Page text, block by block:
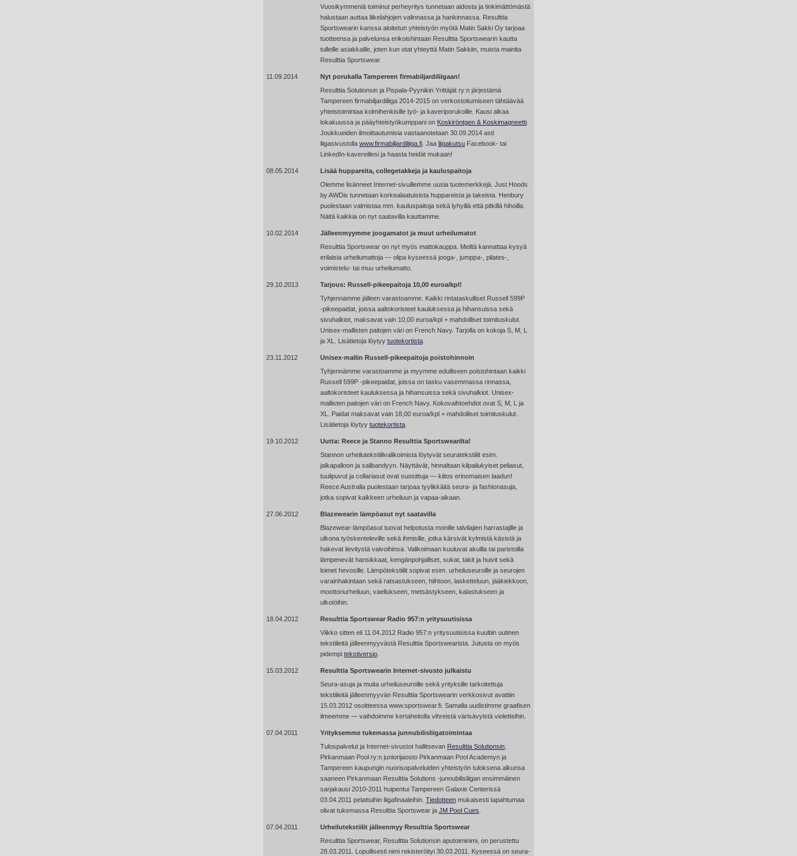
Vuosikymmeniä toiminut perheyritys tunnetaan aidosta ja tinkimättömästä
halustaan auttaa liikelahjojen valinnassa ja hankinnassa. Resulttia
Sportswearin kanssa aloitetun yhteistyön myötä Matin Sakki Oy tarjoaa
tuotteensa ja palvelunsa erikoishintaan Resulttia Sportswearin kautta
tulleille asiakkaille, joten kun otat yhteyttä Matin Sakkiin, muista mainita
Resulttia Sportswear.
11.09.2014
Nyt porukalla Tampereen firmabiljardiliigaan!
Resulttia Solutionsin ja Pispala-Pyynikin Yrittäjät ry:n järjestämä
Tampereen firmabiljardiliiga 2014-2015 on verkostoitumiseen tähtäävää
yhteistoimintaa kolmihenkisille työ- ja kaveriporukoille. Kausi alkaa
lokakuussa ja pääyhteistyökumppani on Koskiröntgen & Koskimagneetti.
Joukkueiden ilmoittautumisia vastaanotetaan 30.09.2014 asti
liigasivustolla www.firmabiljardiliiga.fi. Jaa liigakutsuFacebook- tai
LinkedIn-kavereillesi ja haasta heidät mukaan!
08.05.2014
Lisää huppareita, collegetakkeja ja kauluspaitoja
Olemme lisänneet Internet-sivuillemme uusia tuotemerkkejä. Just Hoods
by AWDis tunnetaan korkealaatuisista huppareista ja takeista. Henbury
puolestaan valmistaa mm. kauluspaitoja sekä lyhyillä että pitkillä hihoilla.
Näitä kaikkia on nyt saatavilla kauttamme.
10.02.2014
Jälleenmyymme joogamatot ja muut urheilumatot
Resulttia Sportswear on nyt myös mattokauppa. Meiltä kannattaa kysyä
erilaisia urheilumattoja — olipa kyseessä jooga-, jumppa-, pilates-,
voimistelu- tai muu urheilumatto.
29.10.2013
Tarjous: Russell-pikeepaitoja 10,00 euroa/kpl!
Tyhjennämme jälleen varastoamme. Kaikki rintataskulliset Russell 599P
-pikeepaidat, joissa aaltokoristeet kauluksessa ja hihansuissa sekä
sivuhalkiot, maksavat vain 10,00 euroa/kpl + mahdolliset toimituskulut.
Unisex-mallisten paitojen väri on French Navy. Tarjolla on kokoja S, M, L
ja XL. Lisätietoja löytyy tuotekortista.
23.11.2012
Unisex-mallin Russell-pikeepaitoja poistohinnoin
Tyhjennämme varastoamme ja myymme edulliseen poistohintaan kaikki
Russell 599P -pikeepaidat, joissa on tasku vasemmassa rinnassa,
aaltokoristeet kauluksessa ja hihansuissa sekä sivuhalkiot. Unisex-
mallisten paitojen väri on French Navy. Kokovaihtoehdot ovat S, M, L ja
XL. Paidat maksavat vain 18,00 euroa/kpl + mahdolliset toimituskulut.
Lisätietoja löytyy tuotekortista.
19.10.2012
Uutta: Reece ja Stanno Resulttia Sportswearilta!
Stannon urheilutekstiilivalikoimista löytyvät seuratekstiilit esim.
jalkapalloon ja salibandyyn. Näyttävät, hinnaltaan kilpailukyiset peliasut,
tuulipuvut ja collariasut ovat suosittuja — kiitos erinomaisen laadun!
Reece Australia puolestaan tarjoaa tyylikkäitä seura- ja fashionasuja,
jotka sopivat kaikkeen urheiluun ja vapaa-aikaan.
27.06.2012
Blazewearin lämpöasut nyt saatavilla
Blazewear-lämpöasut tuovat helpotusta monille talvilajien harrastajille ja
ulkona työskenteleville sekä ihmisille, jotka kärsivät kylmistä käsistä ja
hakevat lievitystä vaivoihinsa. Valikoimaan kuuluvat akuilla tai paristoilla
lämpenevät hansikkaat, kengänpohjalliset, sukat, takit ja huivit sekä
loimet hevosille. Lämpötekstiilit sopivat esim. urheiluseuroille ja seurojen
varainhakintaan sekä ratsastukseen, hiihtoon, lasketteluun, jääkiekkoon,
moottoriurheiluun, vaellukseen, metsästykseen, kalastukseen ja
ulkotöihin.
18.04.2012
Resulttia Sportswear Radio 957:n yritysuutisissa
Viikko sitten eli 11.04.2012 Radio 957:n yritysuutisissa kuultiin uutinen
tekstiileitä jälleenmyyvästä Resulttia Sportswearista. Jutusta on myös
pidempi tekstiversio.
15.03.2012
Resulttia Sportswearin Internet-sivusto julkaistu
Seura-asuja ja muita urheiluseuroille sekä yrityksille tarkoitettuja
tekstiileitä jälleenmyyvän Resulttia Sportswearin verkkosivut avattiin
15.03.2012 osoitteessa www.sportswear.fi. Samalla uudistimme graafisen
ilmeemme — vaihdoimme kertaheitolla vihreistä värisävyistä violetteihin.
07.04.2011
Yrityksemme tukemassa junnubilisliigatoimintaa
Tulospalvelut ja Internet-sivustot hallitsevan Resulttia Solutionsin,
Pirkanmaan Pool ry:n juniorijaosto Pirkanmaan Pool Academyn ja
Tampereen kaupungin nuorisopalveluiden yhteistyön tuloksena alkunsa
saaneen Pirkanmaan Resulttia Solutions -junnubilisliiganensimmäinen
sarjakausi 2010-2011 huipentui Tampereen Galaxie Centerissä
03.04.2011 pelattuihin liigafinaaleihin. Tiedotteenmukaisesti tapahtumaa
olivat tukemassa Resulttia Sportswear ja JM Pool Cues
07.04.2011
Urheilutekstiilit jälleenmyy Resulttia Sportswear
Resulttia Sportswear, Resulttia Solutionsin aputoiminimi, on perustettu
28.03.2011. Lopullisesti nimi rekisteröityi 30.03.2011. Kyseessä on seura-